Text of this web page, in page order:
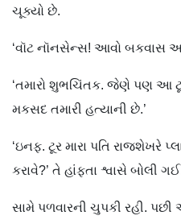
ચૂક્યો છે.
‘વૉટ નૉનસેન્સ! આવો બકવાસ
‘તમારો શુભચિંતક. જેણે પણ આ
મકસદ તમારી હત્યાની છે.’
‘ઇનફ. ટૂર મારા પતિ રાજશેખરે
કરાવે?’ તે હાંફતા શ્વાસે બોલી
સામે પળવારની ચુપકી રહી. પછી